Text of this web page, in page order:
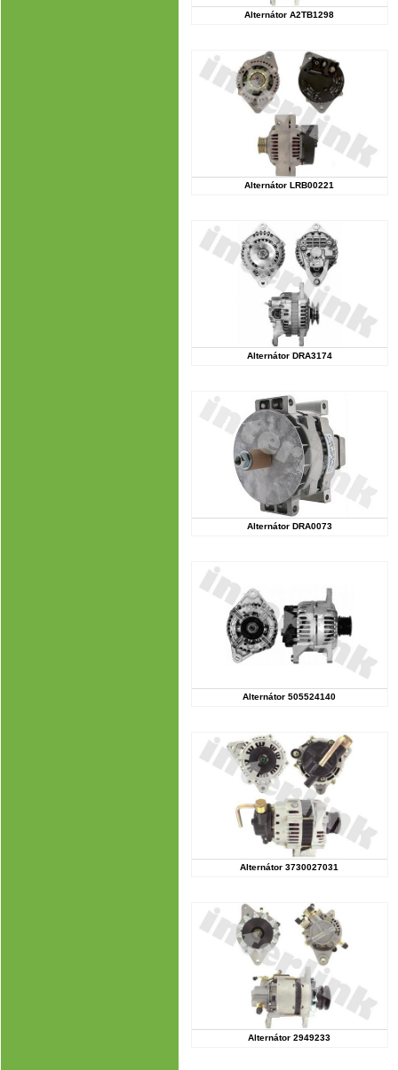
Alternátor A2TB1298
Alternátor LRB00221
Alternátor DRA3174
Alternátor DRA0073
Alternátor 505524140
Alternátor 3730027031
Alternátor 2949233